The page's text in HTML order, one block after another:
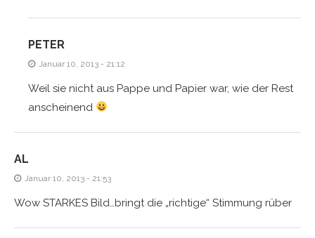
PETER
Januar 10, 2013 - 21:12
Weil sie nicht aus Pappe und Papier war, wie der Rest
anscheinend
AL
Januar 10, 2013 - 21:53
Wow STARKES Bild…bringt die „richtige“ Stimmung rüber